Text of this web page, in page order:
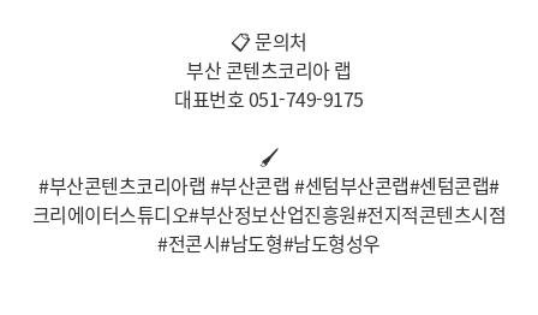
📋문의처
부산 콘텐츠코리아 랩
대표번호 051-749-9175
🖌
#부산콘텐츠코리아랩 #부산콘랩 #센텀부산콘랩#센텀콘랩#
크리에이터스튜디오#부산정보산업진흥원#전지적콘텐츠시점
#전콘시#남도형#남도형성우